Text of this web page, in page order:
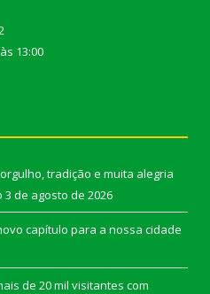
13:00
tradição e muita alegria
3 de agosto de 2026
capítulo para a nossa cidade
de 20 mil visitantes com